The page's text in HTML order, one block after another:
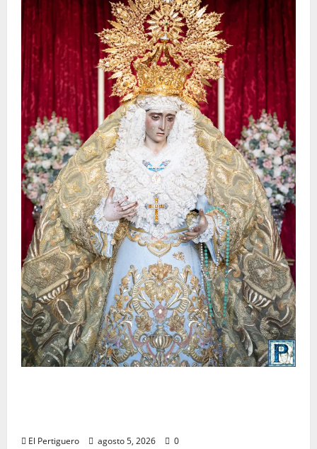
El Pertiguero agosto 5, 2026 0